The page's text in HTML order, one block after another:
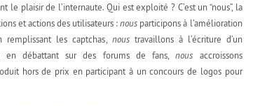
le plaisir de l’internaute. Qui est exploité ? C’est un “nous”, la
et actions des utilisateurs :nous participons à l’amélioration
remplissant les captchas, noustravaillons à l’écriture d’un
en débattant sur des forums de fans,nous accroissons
hors de prix en participant à un concours de logos pour